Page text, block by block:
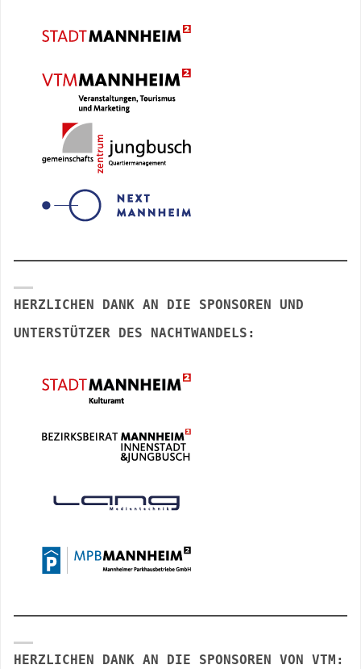
HERZLICHEN DANK AN DIE SPONSOREN UND
UNTERSTÜTZER DES NACHTWANDELS:
HERZLICHEN DANK AN DIE SPONSOREN VON VTM: